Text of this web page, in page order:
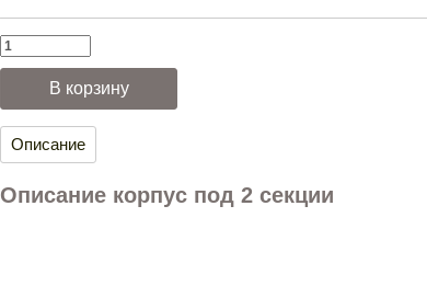
Описание
Описание корпус под 2 секции